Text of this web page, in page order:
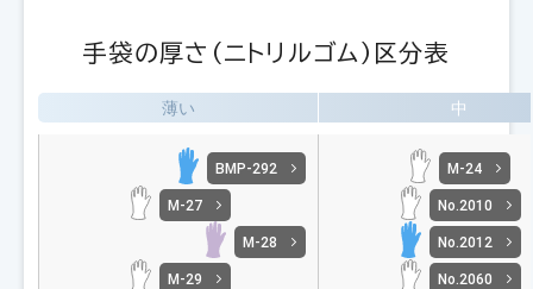
手袋の厚さ（ニトリルゴム）区分表
薄い 中
BMP-292
M-27
M-28
M-29
M-24
No.2010
No.2012
No.2060